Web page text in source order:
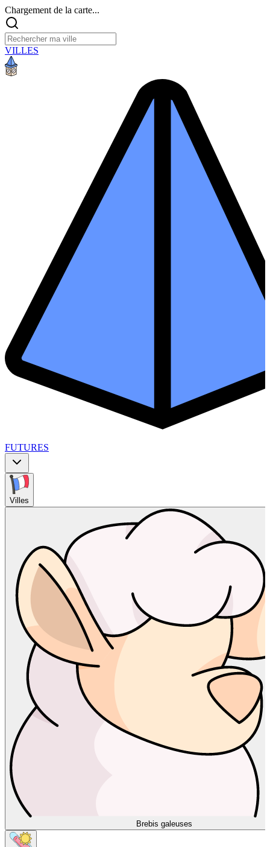
Chargement de la carte...
VILLES
FUTURES
Villes
Brebis galeuses